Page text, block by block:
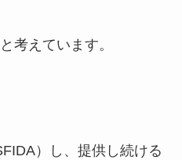
考えています。
）し、提供し続ける